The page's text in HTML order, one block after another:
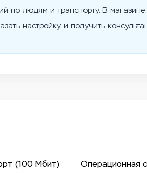
по людям и транспорту. В
настройку и получить
(100 Мбит) Операционная